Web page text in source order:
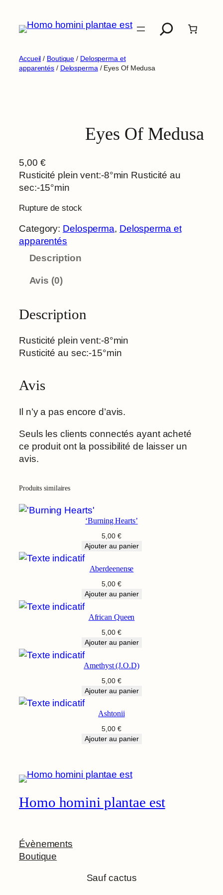
contenu
Accueil / Boutique / Delosperma et
apparentés / Delosperma/ Eyes Of Medusa
Eyes Of Medusa
5,00 €
Rusticité plein vent:-8°min Rusticité au
sec:-15°min
Rupture de stock
Category: Delosperma, Delosperma et
apparentés
Description
Avis (0)
Description
Rusticité plein vent:-8°min
Rusticité au sec:-15°min
Avis
Il n’y a pas encore d’avis.
Seuls les clients connectés ayant acheté
ce produit ont la possibilité de laisser un
avis.
Produits similaires
‘Burning Hearts’
5,00 €
Ajouter au panier
Aberdeenense
5,00 €
Ajouter au panier
African Queen
5,00 €
Ajouter au panier
Amethyst (J.O.D)
5,00 €
Ajouter au panier
Ashtonii
5,00 €
Ajouter au panier
Homo homini plantae est
Évènements
Boutique
Sauf cactus